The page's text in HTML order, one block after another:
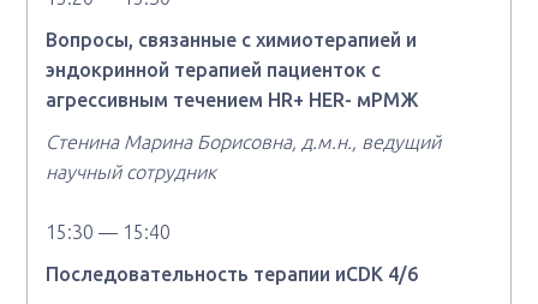
Вопросы, связанные с химиотерапией и
эндокринной терапией пациенток с
агрессивным течением HR+ HER- мРМЖ
Стенина Марина Борисовна, д.м.н., ведущий
научный сотрудник
15:30 — 15:40
Последовательность терапии иCDK 4/6